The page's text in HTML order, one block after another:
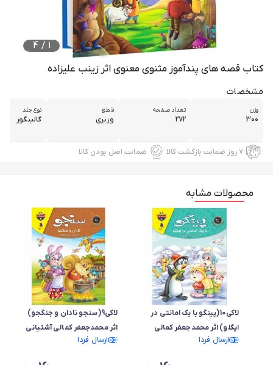
1
/
4
کتاب قصه های پندآموز مثنوی معنوی اثر زینب علیزاده
مشخصات
وزن
300
تعداد صفحه
272
قطع
وزیری
نوع جلد
گالینگور
۷ روز ضمانت بازگشت کالا ضمانت اصل بودن کالا
محصولات مشابه
لاکی10(پینگو با یک امانتی در
ایگلو) اثر محمدجعفر کمالی
آشتیانی
ارسال فردا
لاکی9(سنجو نادان و جنگجو)
اثر محمدجعفر کمالی آشتیانی
ارسال فردا